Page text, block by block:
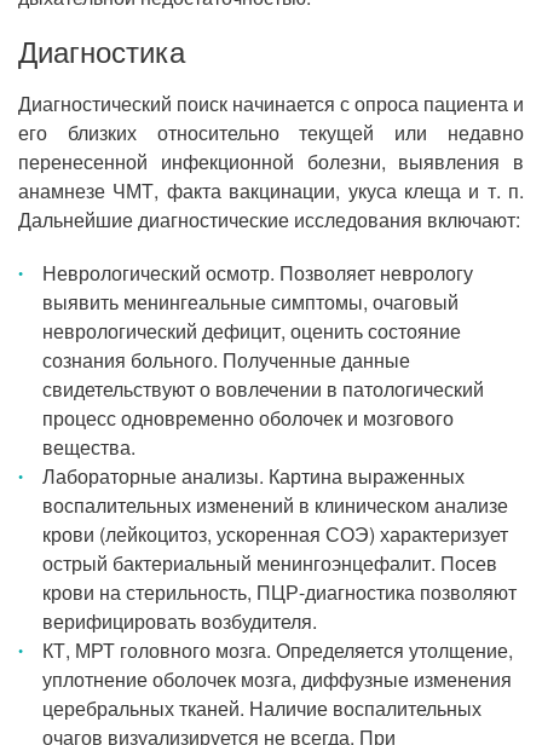
Диагностика
Диагностический поиск начинается с опроса пациента и
его близких относительно текущей или недавно
перенесенной инфекционной болезни, выявления в
анамнезе ЧМТ, факта вакцинации, укуса клеща и т. п.
Дальнейшие диагностические исследования включают:
Неврологический осмотр. Позволяет неврологу
выявить менингеальные симптомы, очаговый
неврологический дефицит, оценить состояние
сознания больного. Полученные данные
свидетельствуют о вовлечении в патологический
процесс одновременно оболочек и мозгового
вещества.
Лабораторные анализы. Картина выраженных
воспалительных изменений в клиническом анализе
крови (лейкоцитоз, ускоренная СОЭ) характеризует
острый бактериальный менингоэнцефалит. Посев
крови на стерильность, ПЦР-диагностика позволяют
верифицировать возбудителя.
КТ, МРТ головного мозга. Определяется утолщение,
уплотнение оболочек мозга, диффузные изменения
церебральных тканей. Наличие воспалительных
очагов визуализируется не всегда. При